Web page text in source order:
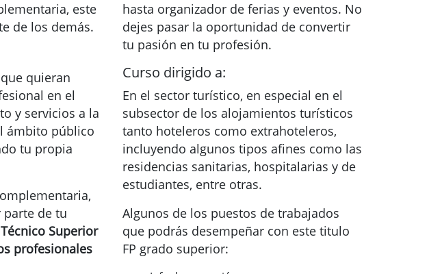
este
de los demás.
quieran
en el
y servicios a la
ámbito público
tu propia
de tu
Técnico Superior
profesionales
hasta organizador de ferias y eventos. No
dejes pasar la oportunidad de convertir
tu pasión en tu profesión.
Curso dirigido a:
En el sector turístico, en especial en el
subsector de los alojamientos turísticos
tanto hoteleros como extrahoteleros,
incluyendo algunos tipos afines como las
residencias sanitarias, hospitalarias y de
estudiantes, entre otras.
Algunos de los puestos de trabajados
que podrás desempeñar con este titulo
FP grado superior: